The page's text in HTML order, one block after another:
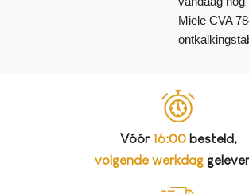
Miele CVA
Vóór 16:00besteld,
volgende werkdag